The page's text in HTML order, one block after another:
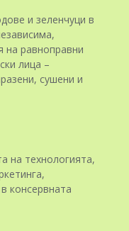
и зеленчуци в
на равноправни
лица –
сушени и
на технологията,
консервната